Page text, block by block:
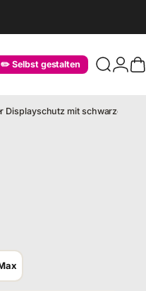
✏️ Selbst gestalten Suche
Login
Displayschutz mit schwarzem